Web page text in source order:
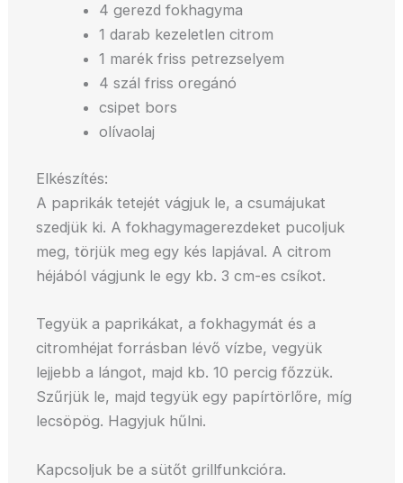
4 gerezd fokhagyma
1 darab kezeletlen citrom
1 marék friss petrezselyem
4 szál friss oregánó
csipet bors
olívaolaj
Elkészítés:
A paprikák tetejét vágjuk le, a csumájukat
szedjük ki. A fokhagymagerezdeket pucoljuk
meg, törjük meg egy kés lapjával. A citrom
héjából vágjunk le egy kb. 3 cm-es csíkot.
Tegyük a paprikákat, a fokhagymát és a
citromhéjat forrásban lévő vízbe, vegyük
lejjebb a lángot, majd kb. 10 percig főzzük.
Szűrjük le, majd tegyük egy papírtörlőre, míg
lecsöpög. Hagyjuk hűlni.
Kapcsoljuk be a sütőt grillfunkcióra.